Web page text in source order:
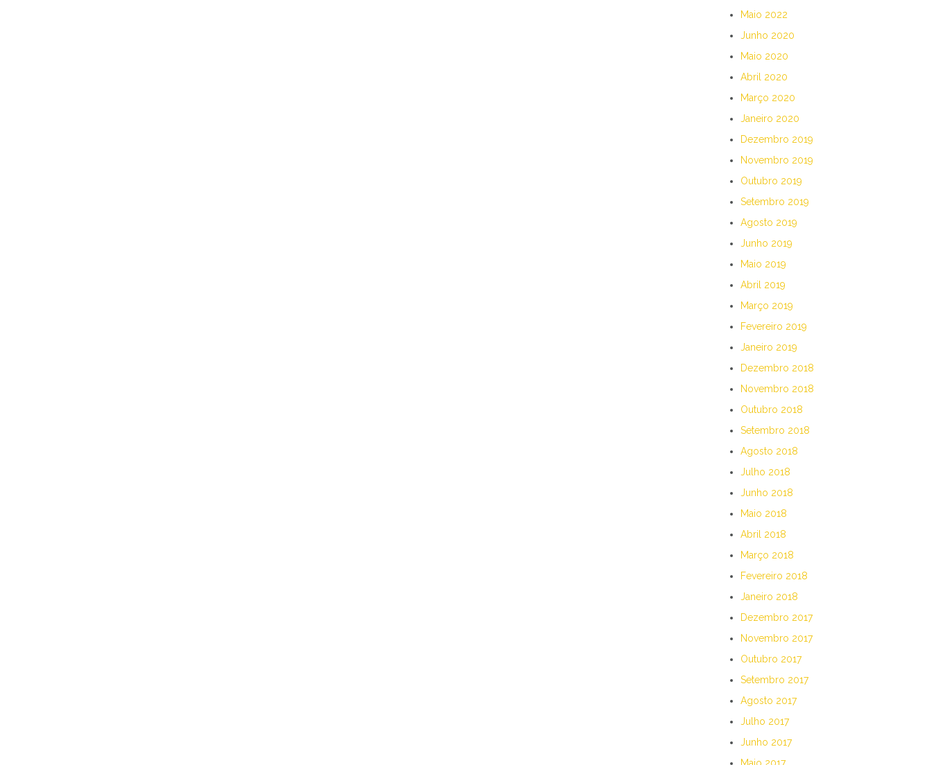
Maio 2022
Junho 2020
Maio 2020
Abril 2020
Março 2020
Janeiro 2020
Dezembro 2019
Novembro 2019
Outubro 2019
Setembro 2019
Agosto 2019
Junho 2019
Maio 2019
Abril 2019
Março 2019
Fevereiro 2019
Janeiro 2019
Dezembro 2018
Novembro 2018
Outubro 2018
Setembro 2018
Agosto 2018
Julho 2018
Junho 2018
Maio 2018
Abril 2018
Março 2018
Fevereiro 2018
Janeiro 2018
Dezembro 2017
Novembro 2017
Outubro 2017
Setembro 2017
Agosto 2017
Julho 2017
Junho 2017